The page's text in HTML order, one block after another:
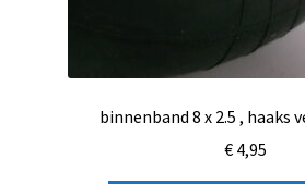
binnenband 8 x 2.5 , haaks
€4,95